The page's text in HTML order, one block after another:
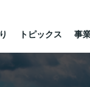
トピックス 事